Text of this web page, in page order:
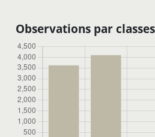
Observations par